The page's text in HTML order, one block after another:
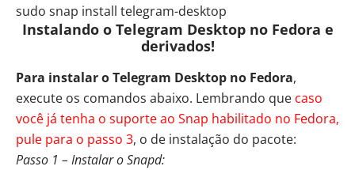
sudo snap install telegram-desktop
Instalando o Telegram Desktop no Fedora e
derivados!
Para instalar o Telegram Desktop no Fedora,
execute os comandos abaixo. Lembrando que caso
você já tenha o suporte ao Snap habilitado no Fedora,
pule para o passo 3, o de instalação do pacote:
Passo 1 – Instalar o Snapd: